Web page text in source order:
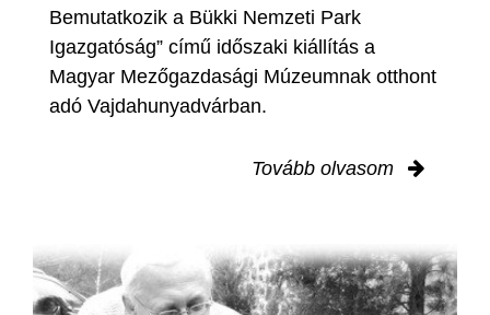
Bemutatkozik a Bükki Nemzeti Park
Igazgatóság” című időszaki kiállítás a
Magyar Mezőgazdasági Múzeumnak otthont
adó Vajdahunyadvárban.
Tovább olvasom